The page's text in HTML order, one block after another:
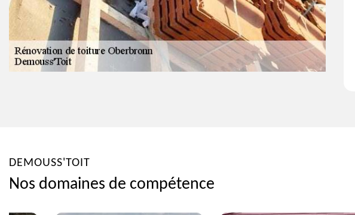
DEMOUSS'TOIT
Nos domaines de compétence